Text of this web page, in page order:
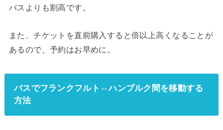
バスよりも割高です。
また、チケットを直前購入すると倍以上高くなることが
あるので、予約はお早めに。
バスでフランクフルト⇔ハンブルク間を移動する
方法